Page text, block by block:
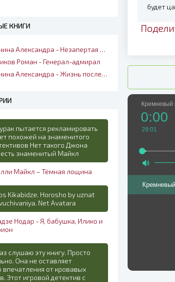
будет
Кремневый
0:00
28:01
КНИГИ
Александра - Незапертая дверь
Роман - Генерал-адмирал
Александра - Жизнь после жизни
пытается рекламировать
похожей на знаменитого
Нет такого Джона
знаменитый Майкл
Майкл – Тёмная лощина
Kikabidze. Horosho by uznat
Net Avatara
Нодар - Я, бабушка, Илико и
слушаю эту книгу. Просто
Она не оставляет
впечатления от кровавых
Этот игровой детектив с